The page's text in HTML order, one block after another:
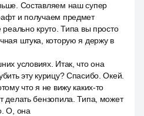
Составляем наш супер
и получаем предмет
круто. Типа вы просто
штука, которую я держу в
условиях. Итак, что она
эту курицу? Спасибо. Окей.
что я не вижу каких-то
делать бензопила. Типа, может
О, она